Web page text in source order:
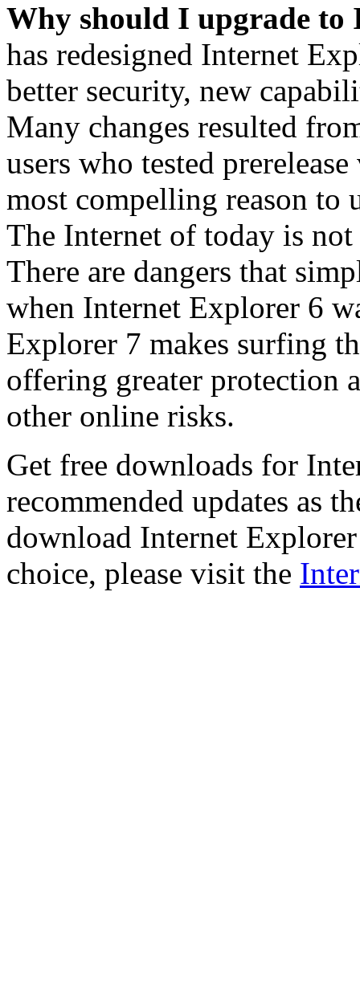
Why should I upgrade to
has redesigned Internet
better security, new
Many changes resulted
users who tested
most compelling reason to
The Internet of today is
There are dangers that
when Internet Explorer 6
Explorer 7 makes surfing
offering greater protection
other online risks.
Get free downloads for
recommended updates as
download Internet
choice, please visit the